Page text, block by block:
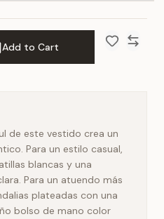
Add to Cart
de este vestido crea un
Para un estilo casual,
blancas y una
Para un atuendo más
plateadas con una
bolso de mano color